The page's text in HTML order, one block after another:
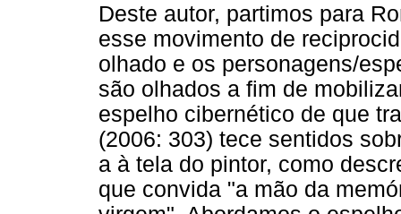
Deste autor, partimos para
esse movimento de
olhado e os personagens/
são olhados a fim de
espelho cibernético de que
(2006: 303) tece sentidos
a à tela do pintor, como
que convida "a mão da